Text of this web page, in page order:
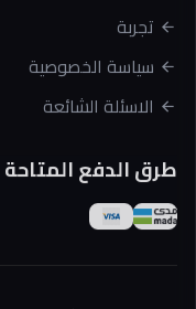
تجربة
سياسة الخصوصية
الاسئلة الشائعة
طرق الدفع المتاحة